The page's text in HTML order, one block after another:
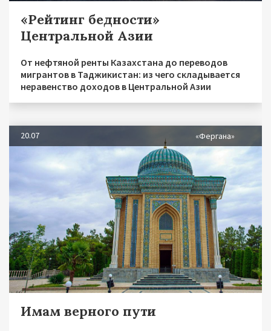
«Рейтинг бедности»
Центральной Азии
От нефтяной ренты Казахстана до переводов
мигрантов в Таджикистан: из чего складывается
неравенство доходов в Центральной Азии
20.07 «Фергана»
Имам верного пути